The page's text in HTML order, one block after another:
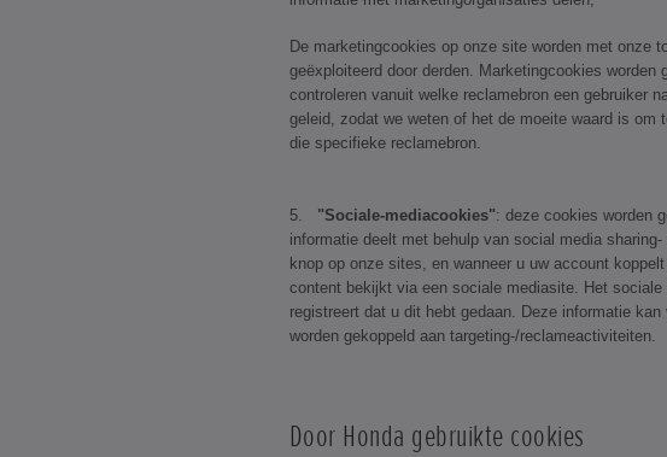
De marketingcookies op onze site worden met onze
geëxploiteerd door derden. Marketingcookies worden
controleren vanuit welke reclamebron een gebruiker
geleid, zodat we weten of het de moeite waard is om
die specifieke reclamebron.
5. "Sociale-mediacookies": deze cookies worden
informatie deelt met behulp van social media
knop op onze sites, en wanneer u uw account
content bekijkt via een sociale mediasite. Het sociale
registreert dat u dit hebt gedaan. Deze informatie kan
worden gekoppeld aan targeting-/reclameactiviteiten.
Door Honda gebruikte cookies